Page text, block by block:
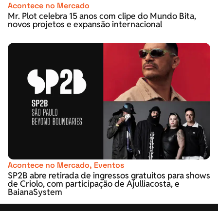
Acontece no Mercado
Mr. Plot celebra 15 anos com clipe do Mundo Bita,
novos projetos e expansão internacional
Acontece no Mercado, Eventos
SP2B abre retirada de ingressos gratuitos para shows
de Criolo, com participação de Ajulliacosta, e
BaianaSystem